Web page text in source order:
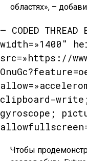
областях», –
– CODED THREAD
width=»1400″
src=»https://
clipboard-
gyroscope;
Чтобы